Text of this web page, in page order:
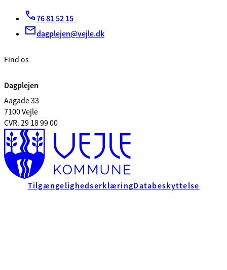
76 81 52 15
dagplejen@vejle.dk
Find os
Dagplejen
Aagade 33
7100 Vejle
CVR. 29 18 99 00
TilgængelighedserklæringDatabeskyttelse